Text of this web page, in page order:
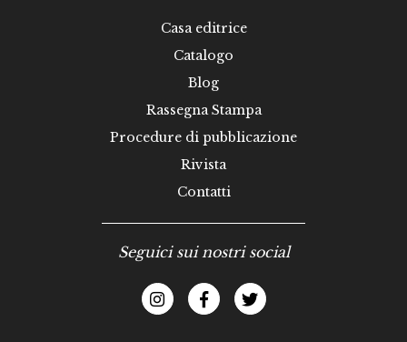
Casa editrice
Catalogo
Blog
Rassegna Stampa
Procedure di pubblicazione
Rivista
Contatti
Seguici sui nostri social